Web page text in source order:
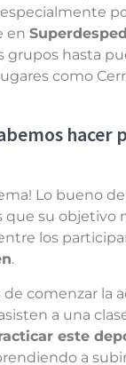
en
grupos hasta
como
hacer
Lo bueno
que su objetivo
los
.
de comenzar la
a una
este
a